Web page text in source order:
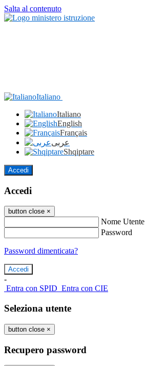
Salta al contenuto
Italiano
Italiano
English
Français
عربى
Shqiptare
Accedi
Accedi
button close ×
Nome Utente
Password
Password dimenticata?
-
Entra con SPID Entra con CIE
Seleziona utente
button close ×
Recupero password